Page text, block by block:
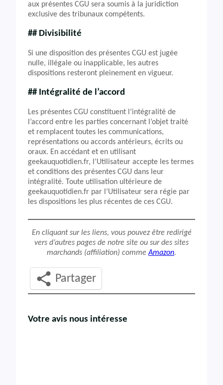
aux présentes CGU sera soumis à la juridiction
exclusive des tribunaux compétents.
## Divisibilité
Si une disposition des présentes CGU est jugée
nulle, illégale ou inapplicable, les autres
dispositions resteront pleinement en vigueur.
## Intégralité de l’accord
Les présentes CGU constituent l’intégralité de
l’accord entre les parties concernant l’objet traité
et remplacent toutes les communications,
représentations ou accords antérieurs, écrits ou
oraux. En accédant et en utilisant
geekauquotidien.fr, l’Utilisateur accepte les termes
et conditions des présentes CGU dans leur
intégralité. Toute utilisation ultérieure de
geekauquotidien.fr par l’Utilisateur sera régie par
les dispositions les plus récentes de ces CGU.
En cliquant sur les liens, vous pouvez être redirigé
vers d’autres pages de notre site ou sur des sites
marchands (affiliation) commeAmazon.
Partager
Votre avis nous intéresse